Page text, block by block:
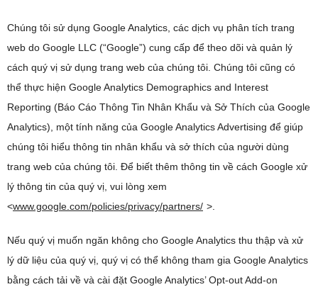
Chúng tôi sử dụng Google Analytics, các dịch vụ phân tích trang
web do Google LLC (“Google”) cung cấp để theo dõi và quản lý
cách quý vị sử dụng trang web của chúng tôi. Chúng tôi cũng có
thể thực hiện Google Analytics Demographics and Interest
Reporting (Báo Cáo Thông Tin Nhân Khẩu và Sở Thích của Google
Analytics), một tính năng của Google Analytics Advertising để giúp
chúng tôi hiểu thông tin nhân khẩu và sở thích của người dùng
trang web của chúng tôi. Để biết thêm thông tin về cách Google xử
lý thông tin của quý vị, vui lòng xem
<www.google.com/policies/privacy/partners/ >.
Nếu quý vị muốn ngăn không cho Google Analytics thu thập và xử
lý dữ liệu của quý vị, quý vị có thể không tham gia Google Analytics
bằng cách tải về và cài đặt Google Analytics’ Opt-out Add-on